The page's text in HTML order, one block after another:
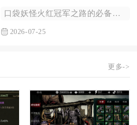
口袋妖怪火红冠军之路的必备道具分为秘传机工具、续航回复道具、...
2026-07-25
更多->